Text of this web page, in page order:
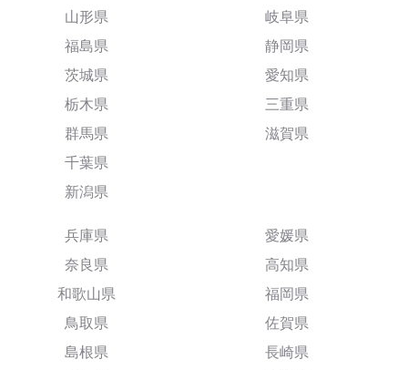
山形県
福島県
茨城県
栃木県
群馬県
千葉県
新潟県
岐阜県
静岡県
愛知県
三重県
滋賀県
兵庫県
奈良県
和歌山県
鳥取県
島根県
愛媛県
高知県
福岡県
佐賀県
長崎県